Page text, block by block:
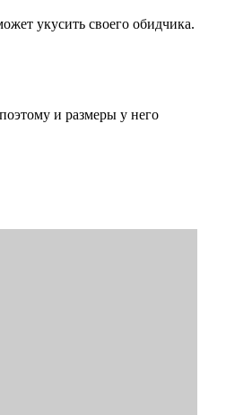
укусить своего обидчика.
и размеры у него